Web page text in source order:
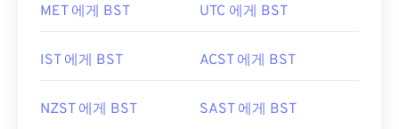
MET 에게 BST UTC 에게 BST
IST 에게 BST ACST 에게 BST
NZST 에게 BST SAST 에게 BST